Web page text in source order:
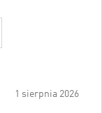
1 sierpnia 2026